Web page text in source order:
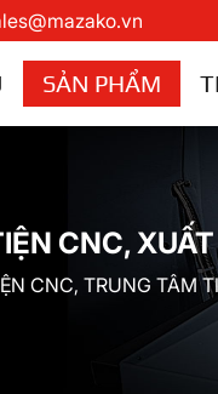
SẢN PHẨM
CNC,
CNC, TRUNG TÂM